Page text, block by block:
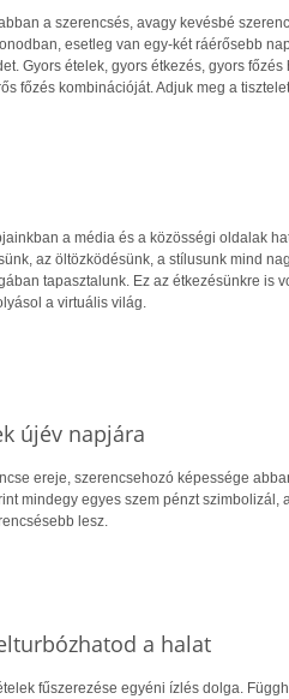
a szerencsés, avagy kevésbé
esetleg van egy-két ráérősebb
Gyors ételek, gyors étkezés, gyors
főzés kombinációját. Adjuk meg a
a média és a közösségi oldalak
az öltözködésünk, a stílusunk mind
tapasztalunk. Ez az étkezésünkre is
a virtuális világ.
újév napjára
ereje, szerencsehozó képessége
mindegy egyes szem pénzt szimbolizál,
lesz.
a halat
fűszerezése egyéni ízlés dolga.